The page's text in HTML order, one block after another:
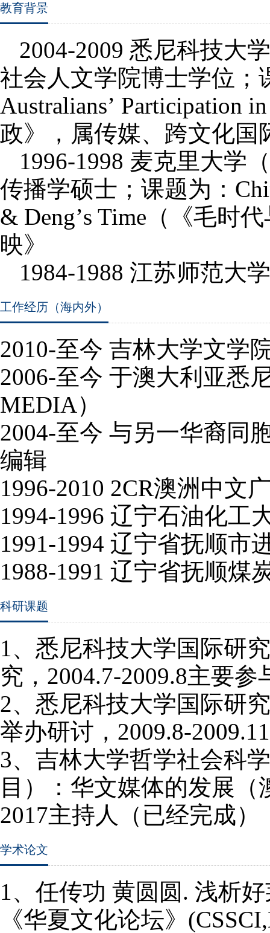
教育背景
2004-2009 悉尼科技大
社会人文学院博士学位；
Australians’ Participation
政》，属传媒、跨文化国
1996-1998 麦克里大学（
传播学硕士；课题为：
& Deng’s Time （《毛时
映》
1984-1988 江苏师范大
工作经历（海内外）
2010-至今 吉林大学文学
2006-至今 于澳大利亚悉
MEDIA ）
2004-至今 与另一华裔同
编辑
1996-2010 2CR澳洲中文
1994-1996 辽宁石油化工
1991-1994 辽宁省抚顺市
1988-1991 辽宁省抚顺煤
科研课题
1 、悉尼科技大学国际研
究， 2004.7-2009.8主要参
2、悉尼科技大学国际研
举办研讨， 2009.8-2009.11
3、吉林大学哲学社会科
目）：华文媒体的发展
2017主持人（已经完成）
学术论文
1 、任传功 黄圆圆. 浅析
《华夏文化论坛》